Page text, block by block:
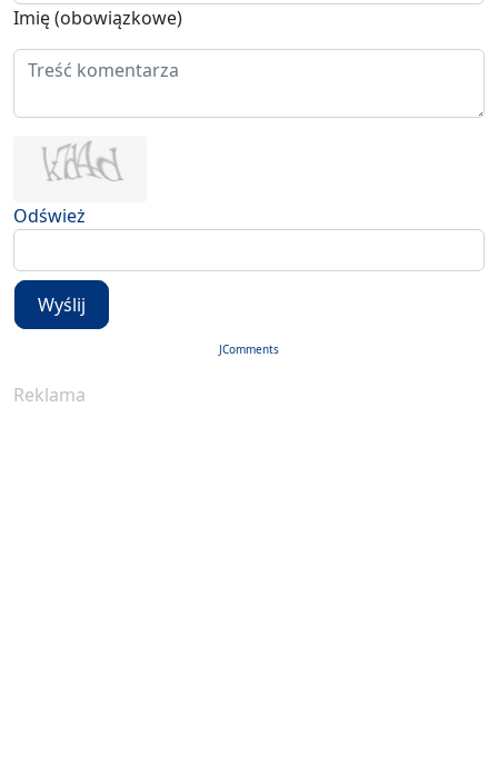
Imię (obowiązkowe)
Odśwież
Wyślij
JComments
Reklama